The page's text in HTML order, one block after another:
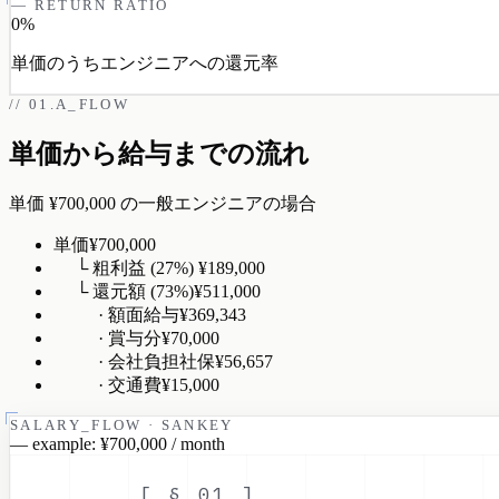
— RETURN RATIO
0%
単価のうちエンジニアへの還元率
// 01.A_FLOW
単価から給与までの流れ
単価 ¥700,000 の一般エンジニアの場合
単価¥700,000
└ 粗利益 (27%) ¥189,000
└ 還元額 (73%)¥511,000
· 額面給与¥369,343
· 賞与分¥70,000
· 会社負担社保¥56,657
· 交通費¥15,000
SALARY_FLOW · SANKEY
— example: ¥700,000 / month